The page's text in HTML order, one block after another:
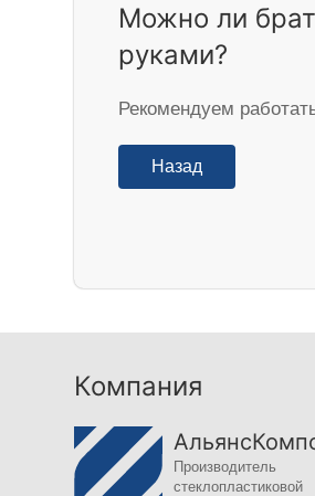
Можно ли
руками?
Рекомендуем
Назад
Компания
Производитель
стеклопластиковой